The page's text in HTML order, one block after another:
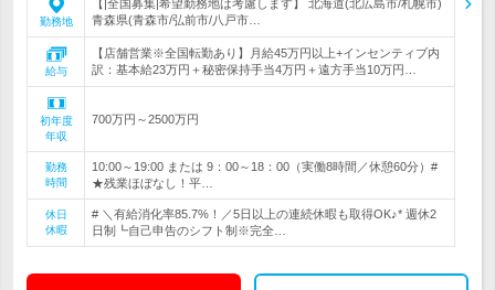
勤務地
【|全国募集|希望勤務地は考慮します】 北海道(北広島市/札幌市)
青森県(青森市/弘前市/八戸市…
給与
【店舗営業※全国転勤あり】月給45万円以上+インセンティブ内
訳：基本給23万円＋秘密保持手当4万円＋遠方手当10万円…
初年度
年収
700万円～2500万円
勤務
時間
10:00～19:00 または 9：00～18：00（実働8時間／休憩60分）#
★残業ほぼなし！平…
休日
休暇
# ＼有給消化率85.7%！／5日以上の連続休暇も取得OK♪* 週休2
日制┗自己申告のシフト制※完全…